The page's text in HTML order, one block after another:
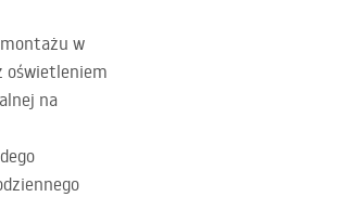
montażu w
oświetleniem
na